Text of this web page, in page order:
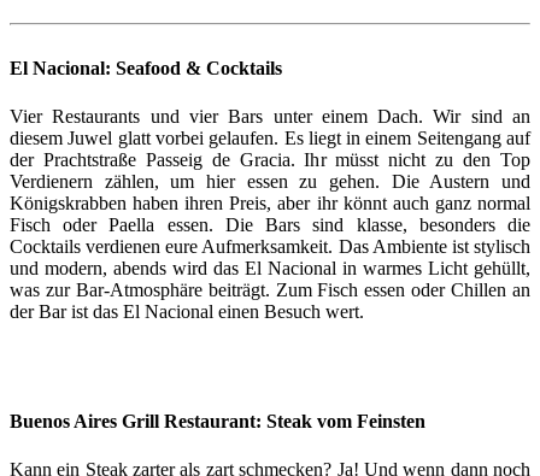
El Nacional: Seafood & Cocktails
Vier Restaurants und vier Bars unter einem Dach. Wir sind an
diesem Juwel glatt vorbei gelaufen. Es liegt in einem Seitengang auf
der Prachtstraße Passeig de Gracia. Ihr müsst nicht zu den Top
Verdienern zählen, um hier essen zu gehen. Die Austern und
Königskrabben haben ihren Preis, aber ihr könnt auch ganz normal
Fisch oder Paella essen. Die Bars sind klasse, besonders die
Cocktails verdienen eure Aufmerksamkeit. Das Ambiente ist stylisch
und modern, abends wird das El Nacional in warmes Licht gehüllt,
was zur Bar-Atmosphäre beiträgt. Zum Fisch essen oder Chillen an
der Bar ist das El Nacional einen Besuch wert.
Buenos Aires Grill Restaurant: Steak vom Feinsten
Kann ein Steak zarter als zart schmecken? Ja! Und wenn dann noch